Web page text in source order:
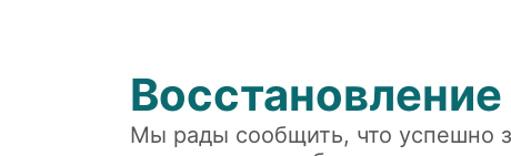
Восстановление
Мы рады сообщить, что успешно